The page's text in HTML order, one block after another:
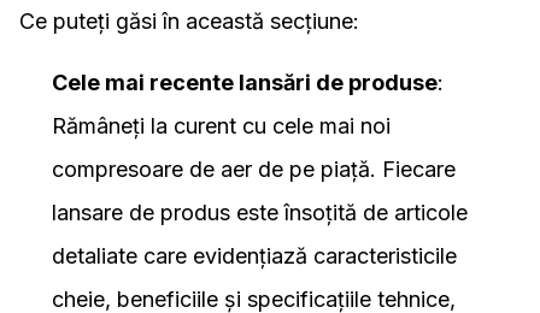
Ce puteți găsi în această secțiune:
Cele mai recente lansări de produse:
Rămâneți la curent cu cele mai noi
compresoare de aer de pe piață. Fiecare
lansare de produs este însoțită de articole
detaliate care evidențiază caracteristicile
cheie, beneficiile și specificațiile tehnice,